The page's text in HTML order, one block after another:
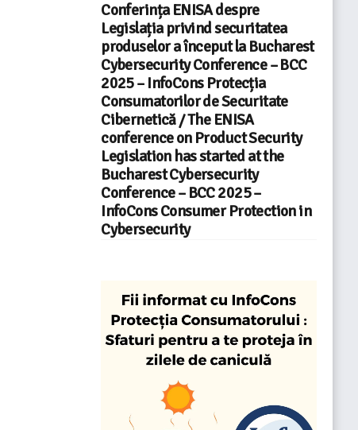
Conferința ENISA despre
Legislația privind securitatea
produselor a început la Bucharest
Cybersecurity Conference – BCC
2025 – InfoCons Protecția
Consumatorilor de Securitate
Cibernetică / The ENISA
conference on Product Security
Legislation has started at the
Bucharest Cybersecurity
Conference – BCC 2025 –
InfoCons Consumer Protection in
Cybersecurity